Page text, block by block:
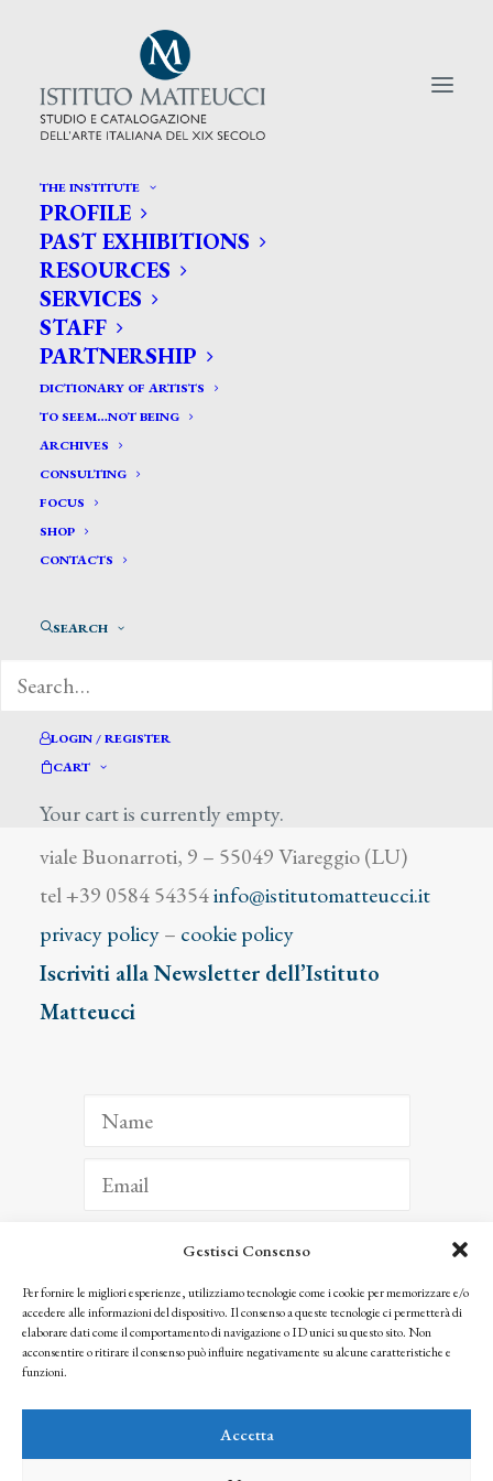
Gestisci Consenso
Per fornire le migliori esperienze, utilizziamo tecnologie come i cookie per memorizzare e/o
accedere alle informazioni del dispositivo. Il consenso a queste tecnologie ci permetterà di
elaborare dati come il comportamento di navigazione o ID unici su questo sito. Non
acconsentire o ritirare il consenso può influire negativamente su alcune caratteristiche e
funzioni.
Accetta
THE INSTITUTE
PROFILE
PAST EXHIBITIONS
RESOURCES
SERVICES
STAFF
PARTNERSHIP
DICTIONARY OF ARTISTS
TO SEEM…NOT BEING
ARCHIVES
CONSULTING
FOCUS
SHOP
CONTACTS
SEARCH
LOGIN / REGISTER
CART
Your cart is currently empty.
CERCA TRA GLI ARTISTI:
Search
for:
Vassallo
Istituto Matteucci
viale Buonarroti, 9 – 55049 Viareggio (LU)
tel +39 0584 54354info@istitutomatteucci.it
privacy policy– cookie policy
Iscriviti alla Newsletter dell’Istituto
Matteucci
ISCRIVITI
Facendo clic per iscriverti, riconosci che le tue informazioni saranno trattate
seguendo la nostra Privacy Policy
© 2025 Istituto Matteucci. All right reserved
l’autorizzazione scritta dei proprietari dei diritti e dell’Istituto Matteucci